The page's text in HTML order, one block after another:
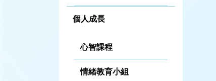
個人成長
心智課程
情緒教育小組